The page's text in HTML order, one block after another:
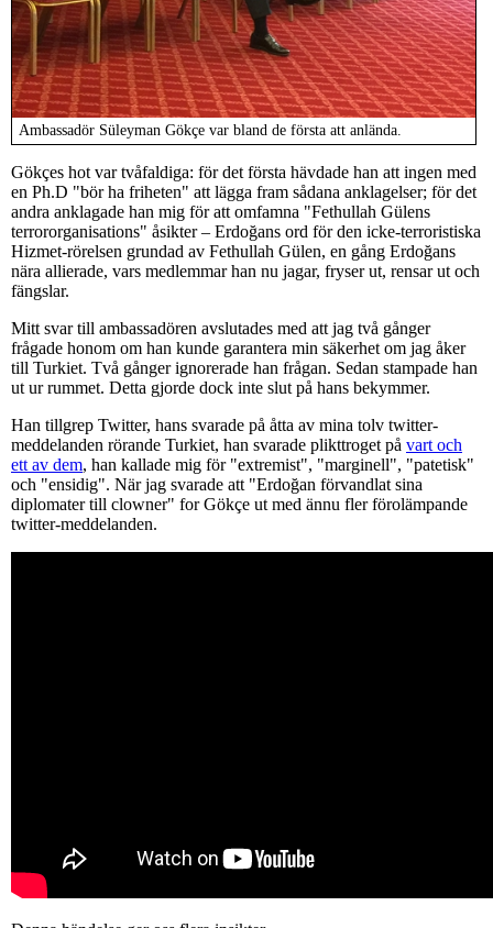
Ambassadör Süleyman Gökçe var bland de första att anlända.
Gökçes hot var tvåfaldiga: för det första hävdade han att ingen med
en Ph.D "bör ha friheten" att lägga fram sådana anklagelser; för det
andra anklagade han mig för att omfamna "Fethullah Gülens
terrororganisations" åsikter – Erdoğans ord för den icke-terroristiska
Hizmet-rörelsen grundad av Fethullah Gülen, en gång Erdoğans
nära allierade, vars medlemmar han nu jagar, fryser ut, rensar ut och
fängslar.
Mitt svar till ambassadören avslutades med att jag två gånger
frågade honom om han kunde garantera min säkerhet om jag åker
till Turkiet. Två gånger ignorerade han frågan. Sedan stampade han
ut ur rummet. Detta gjorde dock inte slut på hans bekymmer.
Han tillgrep Twitter, hans svarade på åtta av mina tolv twitter-
meddelanden rörande Turkiet, han svarade plikttroget på vart och
ett av dem, han kallade mig för "extremist", "marginell", "patetisk"
och "ensidig". När jag svarade att "Erdoğan förvandlat sina
diplomater till clowner" for Gökçe ut med ännu fler förolämpande
twitter-meddelanden.